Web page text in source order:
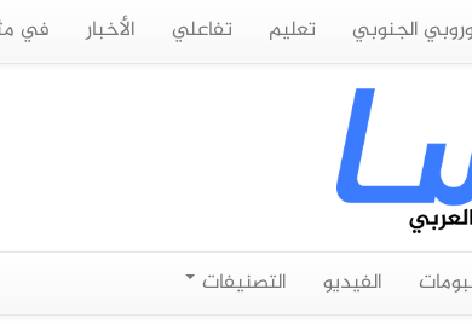
الجنوبي تعليم تفاعلي الأخبار في
الفيديو التصنيفات